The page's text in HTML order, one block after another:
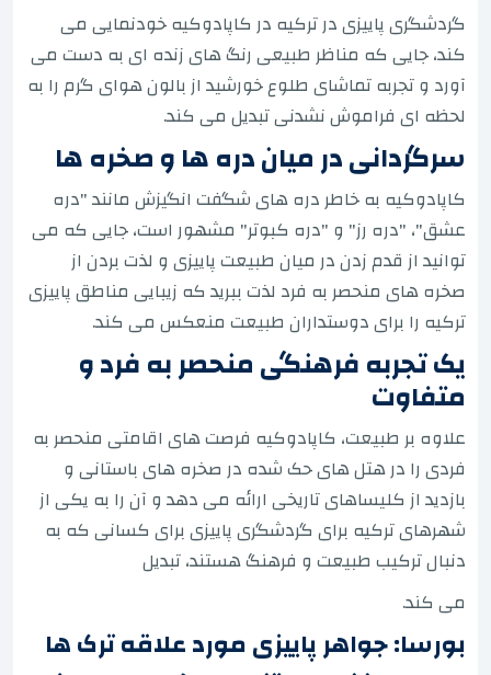
گردشگری پاییزی در ترکیه در کاپادوکیه خودنمایی می
کند، جایی که مناظر طبیعی رنگ های زنده ای به دست می
آورد و تجربه تماشای طلوع خورشید از بالون هوای گرم را به
لحظه ای فراموش نشدنی تبدیل می کند.
سرگردانی در میان دره ها و صخره ها
کاپادوکیه به خاطر دره های شگفت انگیزش مانند "دره
عشق"، "دره رز" و "دره کبوتر" مشهور است، جایی که می
توانید از قدم زدن در میان طبیعت پاییزی و لذت بردن از
صخره های منحصر به فرد لذت ببرید که زیبایی مناطق پاییزی
ترکیه را برای دوستداران طبیعت منعکس می کند.
یک تجربه فرهنگی منحصر به فرد و
متفاوت
علاوه بر طبیعت، کاپادوکیه فرصت های اقامتی منحصر به
فردی را در هتل های حک شده در صخره های باستانی و
بازدید از کلیساهای تاریخی ارائه می دهد و آن را به یکی از
شهرهای ترکیه برای گردشگری پاییزی برای کسانی که به
دنبال ترکیب طبیعت و فرهنگ هستند، تبدیل
می کند.
بورسا: جواهر پاییزی مورد علاقه ترک ها